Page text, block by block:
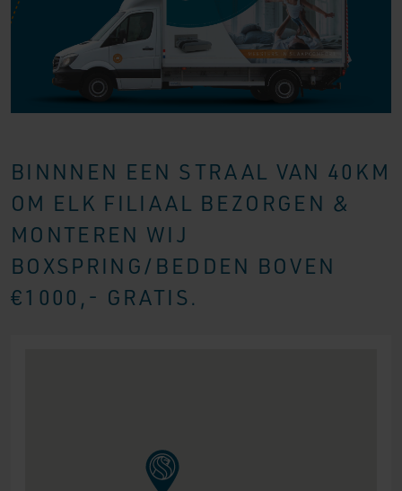
BINNNEN EEN STRAAL VAN 40KM
OM ELK FILIAAL BEZORGEN &
MONTEREN WIJ
BOXSPRING/BEDDEN BOVEN
€1000,- GRATIS.